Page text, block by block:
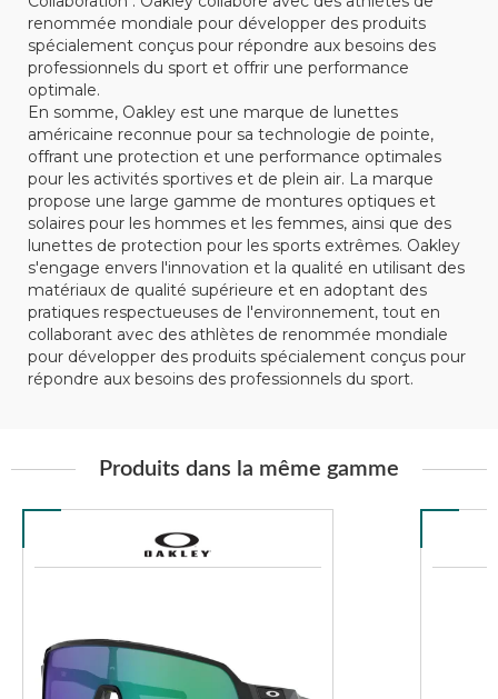
renommée mondiale pour développer des produits
spécialement conçus pour répondre aux besoins des
professionnels du sport et offrir une performance
optimale.
En somme, Oakley est une marque de lunettes
américaine reconnue pour sa technologie de pointe,
offrant une protection et une performance optimales
pour les activités sportives et de plein air. La marque
propose une large gamme de montures optiques et
solaires pour les hommes et les femmes, ainsi que des
lunettes de protection pour les sports extrêmes. Oakley
s'engage envers l'innovation et la qualité en utilisant des
matériaux de qualité supérieure et en adoptant des
pratiques respectueuses de l'environnement, tout en
collaborant avec des athlètes de renommée mondiale
pour développer des produits spécialement conçus pour
répondre aux besoins des professionnels du sport.
Produits dans la même gamme